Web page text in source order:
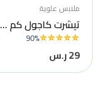
ملابس علوية
تيشرت كاجول كم ...
90%
29 ر.س